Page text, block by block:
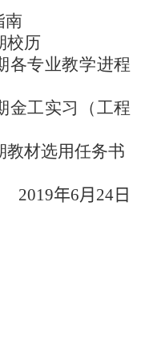
南
校历
各专业教学进程
金工实习（工程
教材选用任务书
2019年6月 24 日